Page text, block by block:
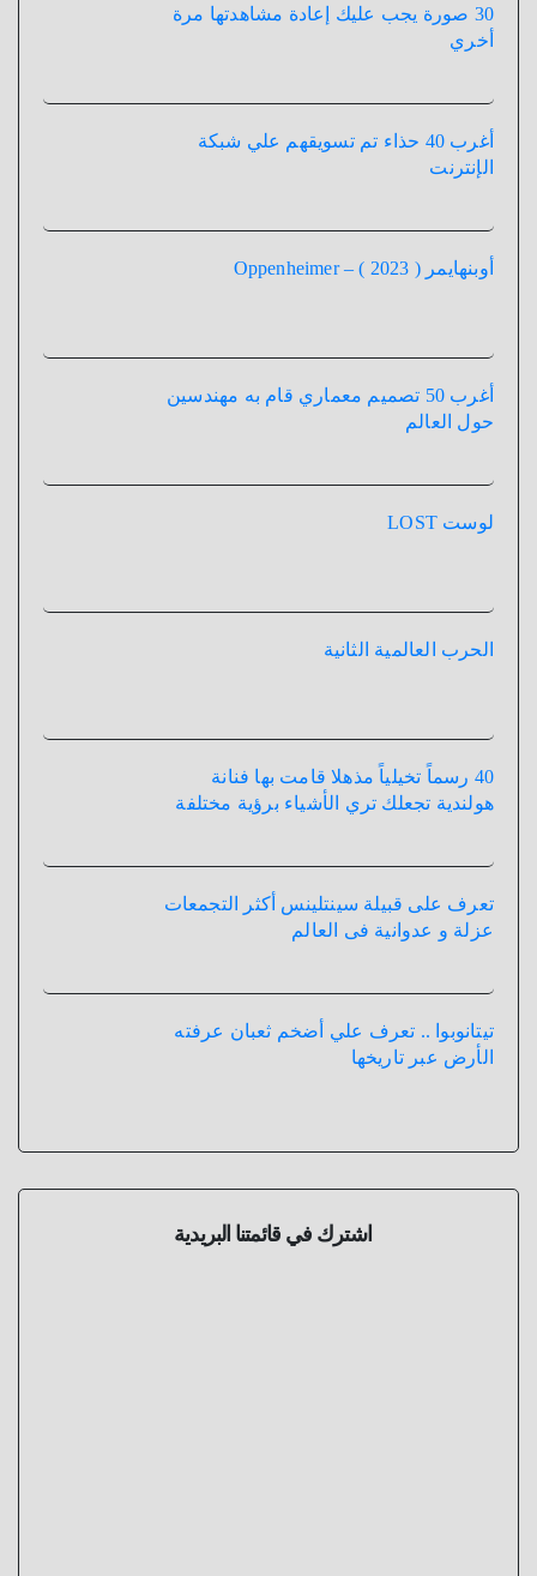
30 صورة يجب عليك إعادة مشاهدتها مرة
أخري
أغرب 40 حذاء تم تسويقهم علي شبكة
الإنترنت
أوبنهايمر ( 2023 ) – Oppenheimer
أغرب 50 تصميم معماري قام به مهندسين
حول العالم
لوست LOST
الحرب العالمية الثانية
40 رسماً تخيلياً مذهلا قامت بها فنانة
هولندية تجعلك تري الأشياء برؤية مختلفة
تعرف على قبيلة سينتلينس أكثر التجمعات
عزلة و عدوانية فى العالم
تيتانوبوا .. تعرف علي أضخم ثعبان عرفته
الأرض عبر تاريخها
اشترك في قائمتنا البريدية